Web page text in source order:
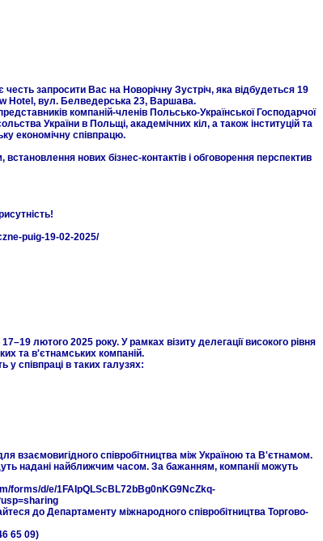
запросити Вас на Новорічну Зустріч, яка відбудеться 19
Hotel, вул. Белведерська 23, Варшава.
компаній-членів Польсько-Української Господарчої
України в Польщі, академічних кіл, а також інституцій та
економічну співпрацю.
нових бізнес-контактів і обговорення перспектив
puig-19-02-2025/
лютого 2025 року. У рамках візиту делегації високого рівня
та в'єтнамських компаній.
у співпраці в таких галузях:
взаємовигідного співробітництва між Україною та В'єтнамом.
надані найближчим часом. За бажанням, компанії можуть
forms/d/e/1FAIpQLScBL72bBg0nKG9NcZkq-
до Департаменту міжнародного співробітництва Торгово-
65 09)